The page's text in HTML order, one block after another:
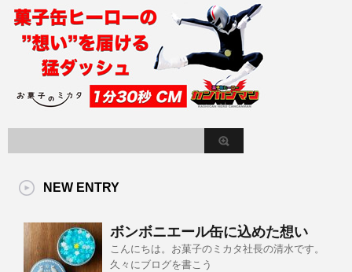
NEW ENTRY
ボンボニエール缶に込めた想い
こんにちは。お菓子のミカタ社長の清水です。
久々にブログを書こう